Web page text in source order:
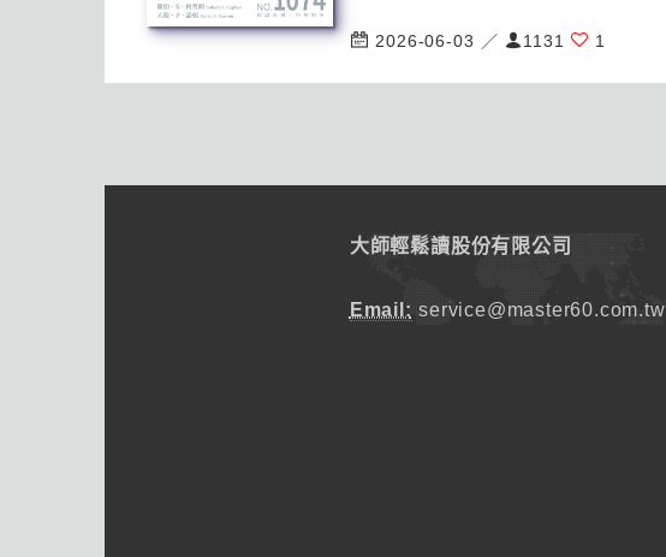
2026-06-03 ／ 1131 1
大師輕鬆讀股份有限公司
Email: service@master60.com.tw